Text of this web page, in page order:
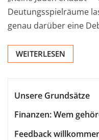
Deutungsspielräume
genau darüber eine
WEITERLESEN
Unsere Grundsätze
Finanzen: Wem
Feedback